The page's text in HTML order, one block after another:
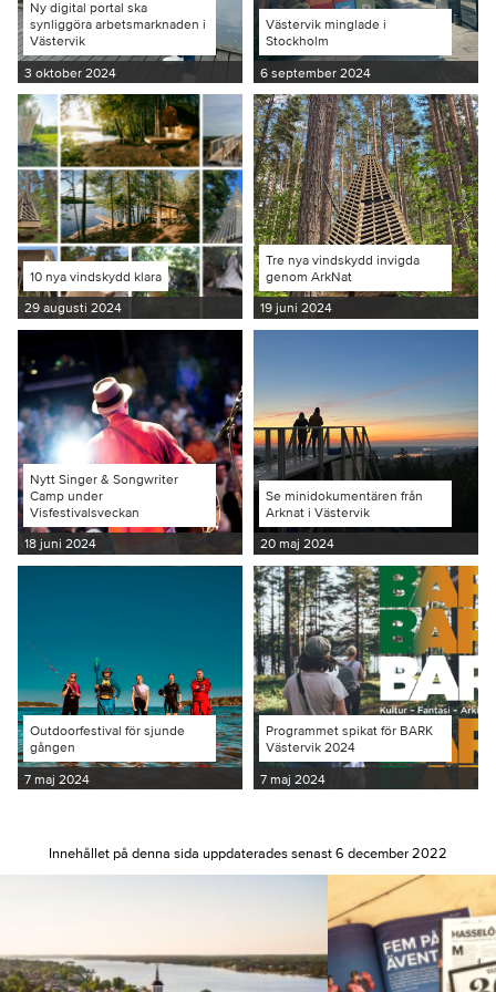
Ny digital portal ska
synliggöra arbetsmarknaden i
Västervik
3 oktober 2024
Västervik minglade i
Stockholm
6 september 2024
10 nya vindskydd klara
29 augusti 2024
Tre nya vindskydd invigda
genom ArkNat
19 juni 2024
Nytt Singer & Songwriter
Camp under
Visfestivalsveckan
18 juni 2024
Se minidokumentären från
Arknat i Västervik
20 maj 2024
Outdoorfestival för sjunde
gången
7 maj 2024
Programmet spikat för BARK
Västervik 2024
7 maj 2024
Innehållet på denna sida uppdaterades senast 6 december 2022